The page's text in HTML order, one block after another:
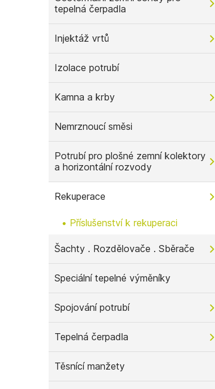
ntepelná čerpadla
Injektáž vrtů
Izolace potrubí
Kamna a krby
Nemrznoucí směsi
Potrubí pro plošné zemní kolektory
a horizontální rozvody
Rekuperace
Příslušenství k rekuperaci
Šachty . Rozdělovače . Sběrače
Speciální tepelné výměníky
Spojování potrubí
Tepelná čerpadla
Těsnící manžety